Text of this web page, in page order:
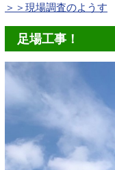
＞＞現場調査のようす
足場工事！